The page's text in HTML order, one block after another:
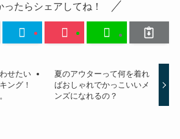
ったらシェアしてね！
せたい
ング！
夏のアウターって何を着れ
ばおしゃれでかっこいいメ
ンズになれるの？